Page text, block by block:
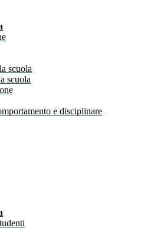
scuola
scuola
e disciplinare